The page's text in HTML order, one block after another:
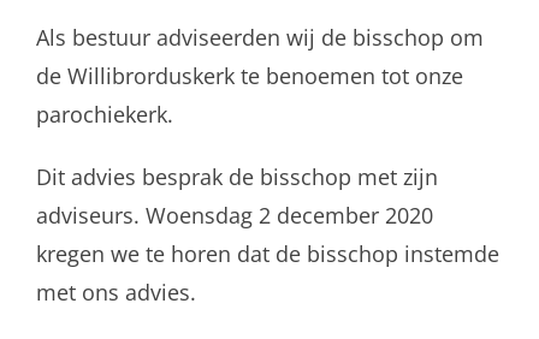
Als bestuur adviseerden wij de bisschop om
de Willibrorduskerk te benoemen tot onze
parochiekerk.
Dit advies besprak de bisschop met zijn
adviseurs. Woensdag 2 december 2020
kregen we te horen dat de bisschop instemde
met ons advies.